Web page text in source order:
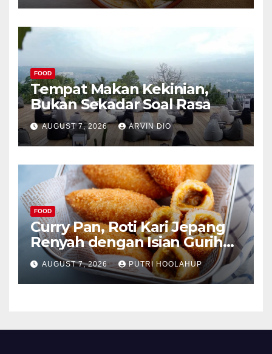
FOOD
Tempat Makan Kekinian,
Bukan Sekadar Soal Rasa
AUGUST 7, 2026 ARVIN DIO
FOOD
Curry Pan, Roti Kari Jepang
Renyah dengan Isian Gurih
Menggoda
AUGUST 7, 2026 PUTRI HOOLAHUP